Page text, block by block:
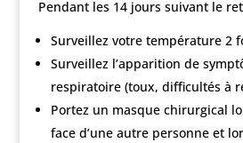
Pendant les 14 jours suivant le
Surveillez votre température 2
Surveillez l’apparition de
respiratoire (toux, difficultés à
Portez un masque chirurgical
face d’une autre personne et